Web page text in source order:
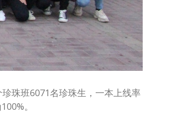
珠班6071名珍珠生，一本上线率
。